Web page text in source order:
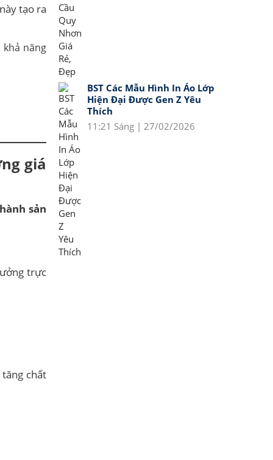
tạo ra
giá
sản
trực
chất
BST Các Mẫu Hình In Áo Lớp
Hiện Đại Được Gen Z Yêu
Thích
11:21 Sáng | 27/02/2026